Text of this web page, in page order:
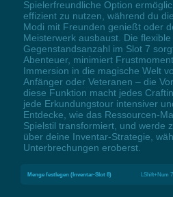
Spielerfreundliche Option
effizient zu nutzen, während du
Modi mit Freunden genießt oder
Meisterwerk ausbaust. Die
Gegenstandsanzahl im Slot 7
Abenteuer, minimiert
Immersion in die magische Welt
Anfänger oder Veteranen – die
diese Funktion macht jedes
jede Erkundungstour intensiver
Entdecke, wie das Ressourcen-
Spielstil transformiert, und werde
über deine Inventar-Strategie,
Unterbrechungen eroberst.
Menge festlegen (Inventar-Slot 8) LShift+Num 7